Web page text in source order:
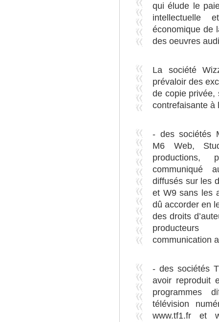
qui élude le
intellectuelle
économique de
des oeuvres
La société
prévaloir des
de copie privée,
contrefaisante à
- des sociétés
M6 Web,
communiqué
diffusés sur les
et W9 sans les
dû accorder en
des droits
communication
- des sociétés
avoir reproduit
programmes
télévision
www.tf1.fr et